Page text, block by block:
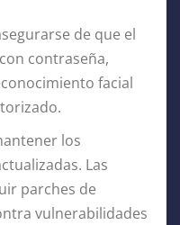
de que el
contraseña,
facial
los
Las
parches de
vulnerabilidades